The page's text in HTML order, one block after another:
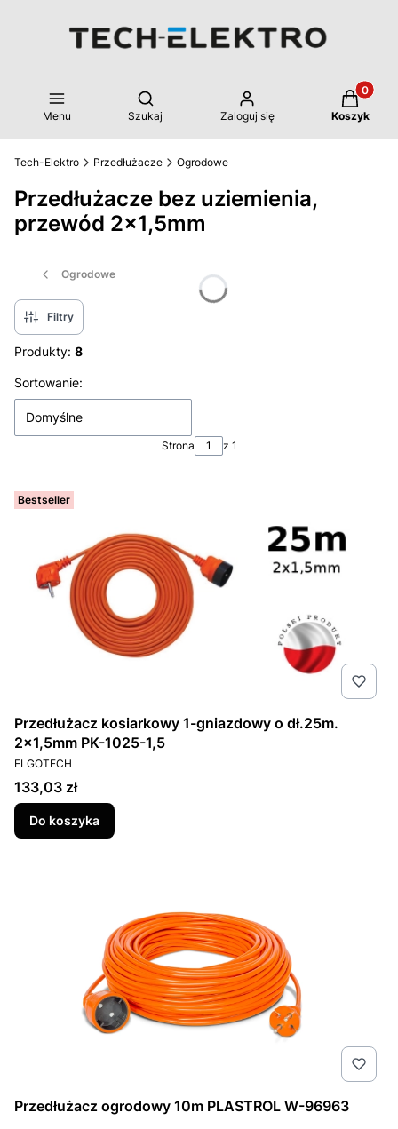
Menu
Otwórz wyszukiwarkę
Szukaj Zaloguj się Koszyk
Tech-Elektro Przedłużacze Ogrodowe
Przedłużacze bez uziemienia,
przewód 2x1,5mm
Ogrodowe
Filtry
Produkty: 8
Lista produktów
Sortowanie:
Domyślne
Strona z 1
Bestseller
Przedłużacz kosiarkowy 1-gniazdowy o dł.25m.
2x1,5mm PK-1025-1,5
PRODUCENT
ELGOTECH
Cena
133,03 zł
Do koszyka
Przedłużacz ogrodowy 10m PLASTROL W-96963